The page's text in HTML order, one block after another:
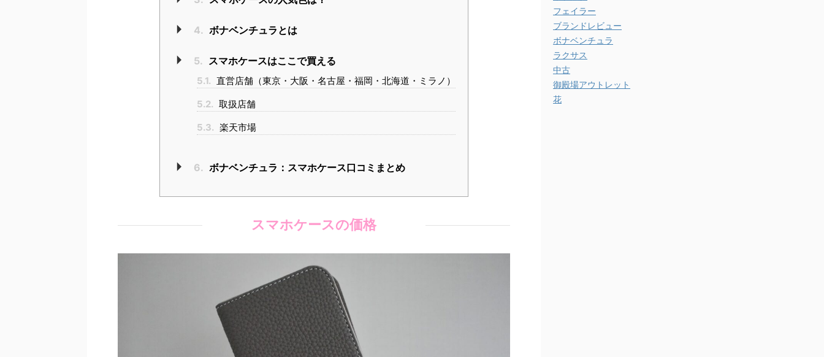
4. ボナベンチュラとは
5. スマホケースはここで買える
5.1. 直営店舗（東京・大阪・名古屋・福岡・北海道・ミラノ）
5.2. 取扱店舗
5.3. 楽天市場
6. ボナベンチュラ：スマホケース口コミまとめ
スマホケースの価格
フェイラー
ブランドレビュー
ボナベンチュラ
ラクサス
中古
御殿場アウトレット
花